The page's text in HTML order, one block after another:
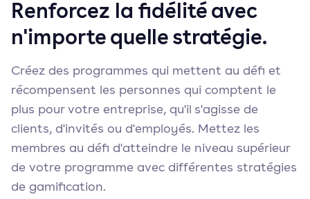
Renforcez la fidélité avec
n'importe quelle stratégie.
Créez des programmes qui mettent au défi et
récompensent les personnes qui comptent le
plus pour votre entreprise, qu'il s'agisse de
clients, d'invités ou d'employés. Mettez les
membres au défi d'atteindre le niveau supérieur
de votre programme avec différentes stratégies
de gamification.